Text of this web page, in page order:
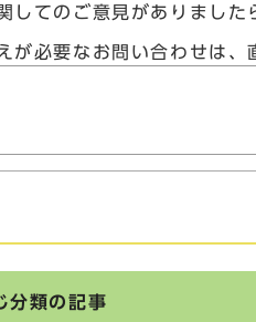
してのご意見がありました
が必要なお問い合わせは
分類の記事